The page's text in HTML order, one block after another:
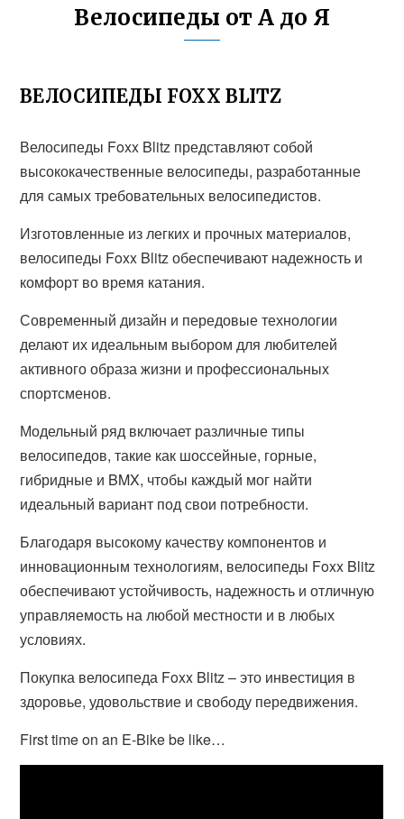
Велосипеды от А до Я
ВЕЛОСИПЕДЫ FOXX BLITZ
Велосипеды Foxx Blitz представляют собой
высококачественные велосипеды, разработанные
для самых требовательных велосипедистов.
Изготовленные из легких и прочных материалов,
велосипеды Foxx Blitz обеспечивают надежность и
комфорт во время катания.
Современный дизайн и передовые технологии
делают их идеальным выбором для любителей
активного образа жизни и профессиональных
спортсменов.
Модельный ряд включает различные типы
велосипедов, такие как шоссейные, горные,
гибридные и BMX, чтобы каждый мог найти
идеальный вариант под свои потребности.
Благодаря высокому качеству компонентов и
инновационным технологиям, велосипеды Foxx Blitz
обеспечивают устойчивость, надежность и отличную
управляемость на любой местности и в любых
условиях.
Покупка велосипеда Foxx Blitz – это инвестиция в
здоровье, удовольствие и свободу передвижения.
First time on an E-Bike be like…